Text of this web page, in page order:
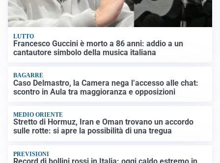
LUTTO
Francesco Guccini è morto a 86 anni: addio a un
cantautore simbolo della musica italiana
BAGARRE
Caso Delmastro, la Camera nega l’accesso alle chat:
scontro in Aula tra maggioranza e opposizioni
MEDIO ORIENTE
Stretto di Hormuz, Iran e Oman trovano un accordo
sulle rotte: si apre la possibilità di una tregua
PREVISIONI